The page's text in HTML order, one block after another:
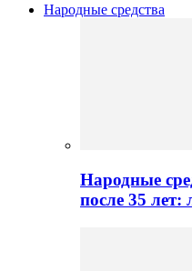
Народные средства
Народные
после 35